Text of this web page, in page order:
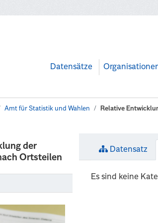
Datensätze
Amt für Statistik und Wahlen Relative
der
Ortsteilen
Datensatz
Es sind keine